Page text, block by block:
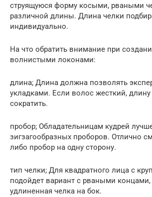
струящуюся форму косыми, рваными
различной длины. Длина челки
индивидуально.
На что обратить внимание при
волнистыми локонами:
длина; Длина должна позволять
укладками. Если волос жесткий,
сократить.
пробор; Обладательницам кудрей
зигзагообразных проборов. Отлично
либо пробор на одну сторону.
тип челки; Для квадратного лица с
подойдет вариант с рваными концами,
удлиненная челка на бок.